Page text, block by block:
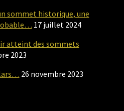
sommet historique, une
17 juillet 2024
atteint des sommets
2023
26 novembre 2023